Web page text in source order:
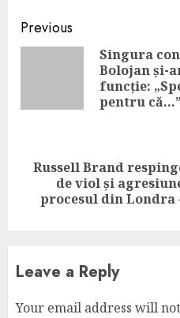
Continue
Reading
Previous
Singura
Bolojan și-
funcție:
pentru că…”
Next
post:
Russell Brand
de viol și
procesul din Londra
Leave a Reply
Your email address will